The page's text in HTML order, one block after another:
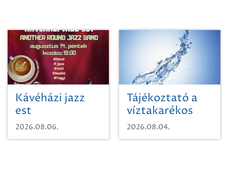
Kávéházi jazz
est
2026.08.06.
Tájékoztató a
víztakarékos
vízhasználatról
2026.08.04.